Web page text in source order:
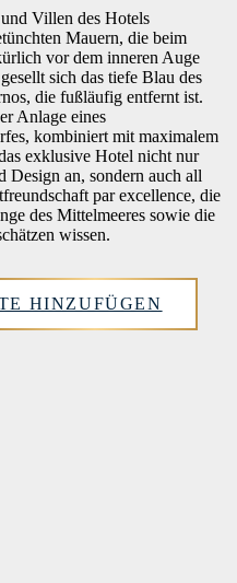
Villen des Hotels
Mauern, die beim
vor dem inneren Auge
sich das tiefe Blau des
die fußläufig entfernt ist.
Anlage eines
kombiniert mit maximalem
exklusive Hotel nicht nur
an, sondern auch all
par excellence, die
des Mittelmeeres sowie die
wissen.
HINZUFÜGEN